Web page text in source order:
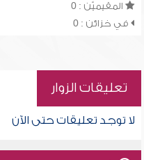
المقيميّن : 0
في خزائن : 0
تعليقات الزوار
لا توجد تعليقات حتى الآن